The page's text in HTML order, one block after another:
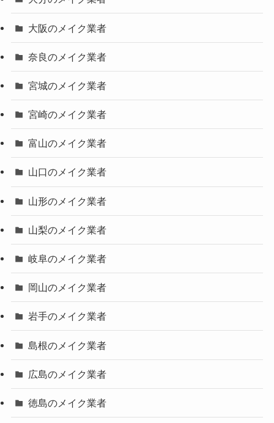
大阪のメイク業者
奈良のメイク業者
宮城のメイク業者
宮崎のメイク業者
富山のメイク業者
山口のメイク業者
山形のメイク業者
山梨のメイク業者
岐阜のメイク業者
岡山のメイク業者
岩手のメイク業者
島根のメイク業者
広島のメイク業者
徳島のメイク業者